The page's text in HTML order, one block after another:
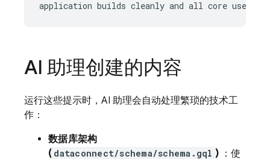
AI 助理创建的内容
运行这些提示时，AI 助理会自动处理繁琐的技术工
作：
数据库架构
( dataconnect/schema/schema.gql )：使